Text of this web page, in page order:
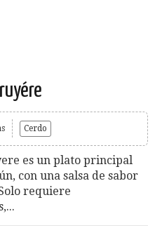
Cerdo
es un plato principal
con una salsa de sabor
requiere